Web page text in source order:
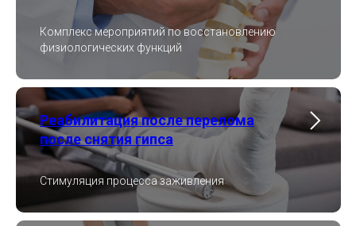
Комплекс мероприятий по восстановлению
физиологических функций
Реабилитация после перелома
после снятия гипса
Стимуляция процесса заживления